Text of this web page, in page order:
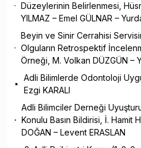
Düzeylerinin Belirlenmesi,
YILMAZ – Emel GÜLNAR –
Beyin ve Sinir Cerrahisi
Olguların Retrospektif
Örneği, M. Volkan DÜZGÜN –
Adli Bilimlerde Odontoloji
Ezgi KARALI
Adli Bilimciler Derneği
Konulu Basın Bildirisi, İ. Hamit
DOĞAN – Levent ERASLAN